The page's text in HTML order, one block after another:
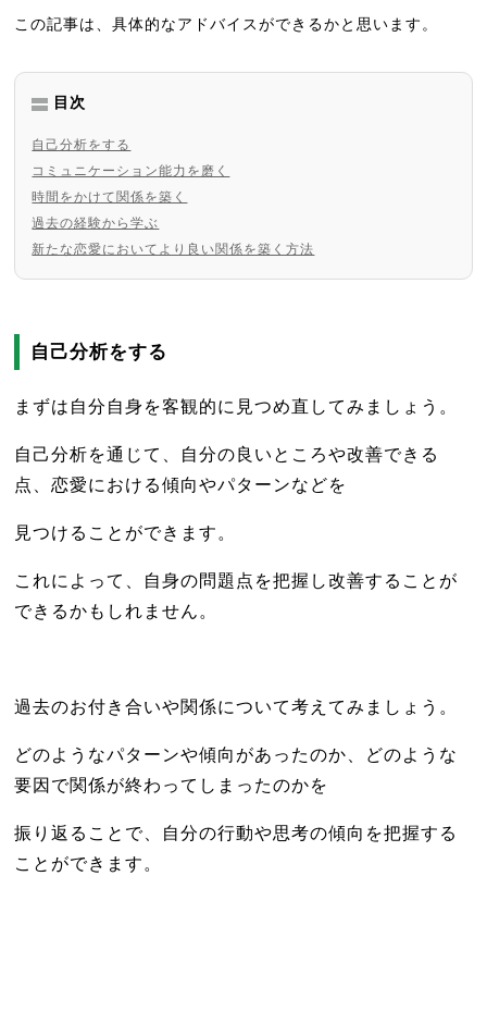
この記事は、具体的なアドバイスができるかと思います。
目次
自己分析をする
コミュニケーション能力を磨く
時間をかけて関係を築く
過去の経験から学ぶ
新たな恋愛においてより良い関係を築く方法
自己分析をする
まずは自分自身を客観的に見つめ直してみましょう。
自己分析を通じて、自分の良いところや改善できる
点、恋愛における傾向やパターンなどを
見つけることができます。
これによって、自身の問題点を把握し改善することが
できるかもしれません。
過去のお付き合いや関係について考えてみましょう。
どのようなパターンや傾向があったのか、どのような
要因で関係が終わってしまったのかを
振り返ることで、自分の行動や思考の傾向を把握する
ことができます。